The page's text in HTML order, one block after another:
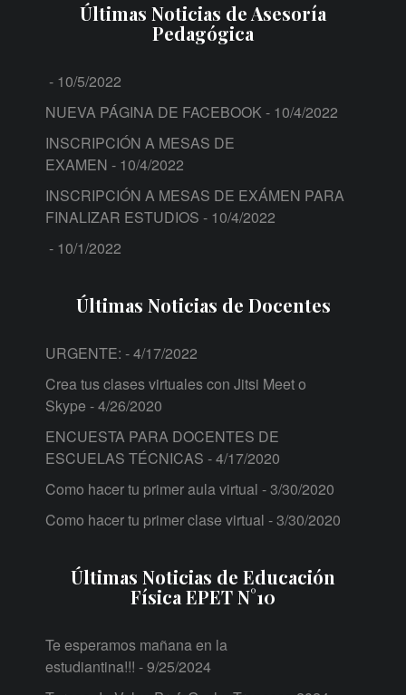
Últimas Noticias de Asesoría
Pedagógica
- 10/5/2022
NUEVA PÁGINA DE FACEBOOK - 10/4/2022
INSCRIPCIÓN A MESAS DE
EXAMEN - 10/4/2022
INSCRIPCIÓN A MESAS DE EXÁMEN PARA
FINALIZAR ESTUDIOS - 10/4/2022
- 10/1/2022
Últimas Noticias de Docentes
URGENTE: - 4/17/2022
Crea tus clases virtuales con Jitsi Meet o
Skype - 4/26/2020
ENCUESTA PARA DOCENTES DE
ESCUELAS TÉCNICAS - 4/17/2020
Como hacer tu primer aula virtual - 3/30/2020
Como hacer tu primer clase virtual - 3/30/2020
Últimas Noticias de Educación
Física EPET N°10
Te esperamos mañana en la
estudiantina!!! - 9/25/2024